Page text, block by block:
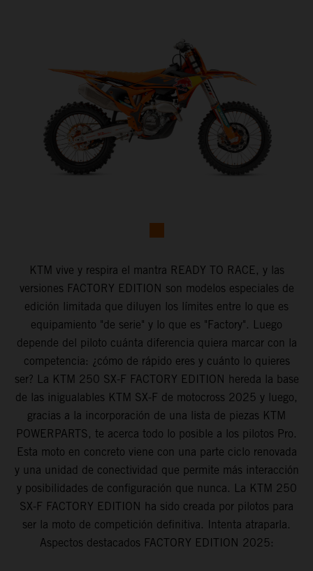
KTM vive y respira el mantra READY TO RACE, y las
versiones FACTORY EDITION son modelos especiales de
edición limitada que diluyen los límites entre lo que es
equipamiento "de serie" y lo que es "Factory". Luego
depende del piloto cuánta diferencia quiera marcar con la
competencia: ¿cómo de rápido eres y cuánto lo quieres
ser? La KTM 250 SX-F FACTORY EDITION hereda la base
de las inigualables KTM SX-F de motocross 2025 y luego,
gracias a la incorporación de una lista de piezas KTM
POWERPARTS, te acerca todo lo posible a los pilotos Pro.
Esta moto en concreto viene con una parte ciclo renovada
y una unidad de conectividad que permite más interacción
y posibilidades de configuración que nunca. La KTM 250
SX-F FACTORY EDITION ha sido creada por pilotos para
ser la moto de competición definitiva. Intenta atraparla.
Aspectos destacados FACTORY EDITION 2025: